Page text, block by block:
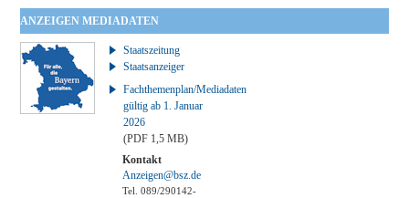
ANZEIGEN MEDIADATEN
Staatszeitung
Staatsanzeiger
Fachthemenplan/Mediadaten
gültig ab 1. Januar
2026
(PDF 1,5 MB)
Kontakt
Anzeigen@bsz.de
Tel. 089/290142-